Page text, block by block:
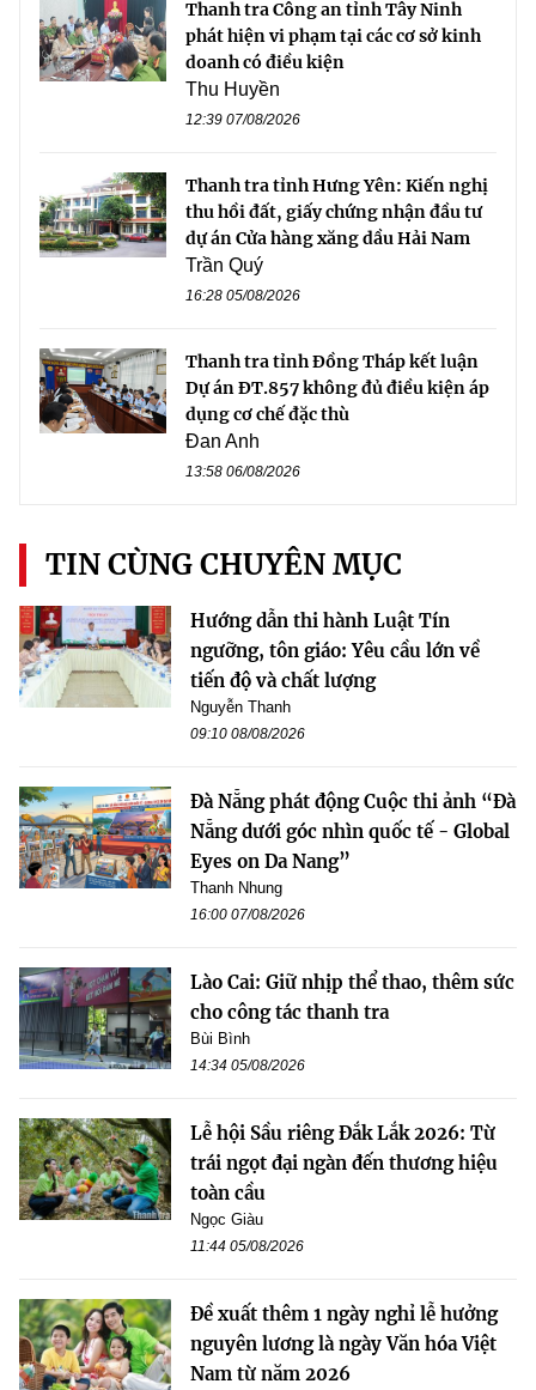
Thanh tra Công an tỉnh Tây Ninh
phát hiện vi phạm tại các cơ sở kinh
doanh có điều kiện
Thu Huyền
12:39 07/08/2026
Thanh tra tỉnh Hưng Yên: Kiến nghị
thu hồi đất, giấy chứng nhận đầu tư
dự án Cửa hàng xăng dầu Hải Nam
Trần Quý
16:28 05/08/2026
Thanh tra tỉnh Đồng Tháp kết luận
Dự án ĐT.857 không đủ điều kiện áp
dụng cơ chế đặc thù
Đan Anh
13:58 06/08/2026
TIN CÙNG CHUYÊN MỤC
Hướng dẫn thi hành Luật Tín
ngưỡng, tôn giáo: Yêu cầu lớn về
tiến độ và chất lượng
Nguyễn Thanh
09:10 08/08/2026
Đà Nẵng phát động Cuộc thi ảnh “Đà
Nẵng dưới góc nhìn quốc tế - Global
Eyes on Da Nang”
Thanh Nhung
16:00 07/08/2026
Lào Cai: Giữ nhịp thể thao, thêm sức
cho công tác thanh tra
Bùi Bình
14:34 05/08/2026
Lễ hội Sầu riêng Đắk Lắk 2026: Từ
trái ngọt đại ngàn đến thương hiệu
toàn cầu
Ngọc Giàu
11:44 05/08/2026
Đề xuất thêm 1 ngày nghỉ lễ hưởng
nguyên lương là ngày Văn hóa Việt
Nam từ năm 2026